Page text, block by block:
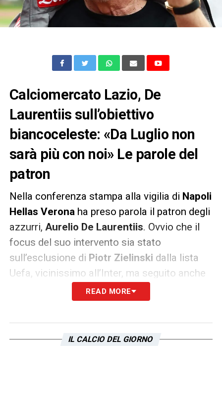
Calciomercato Lazio, De
Laurentiis sull’obiettivo
biancoceleste: «Da Luglio non
sarà più con noi» Le parole del
patron
Nella conferenza stampa alla vigilia di Napoli
Hellas Veronaha preso parola il patron degli
azzurri, Aurelio De Laurentiis. Ovvio che il
focus del suo intervento sia stato
sull’esclusione di Piotr Zielinski dalla lista
Uefa, vicinissimo all’Inter, ma seguito anche
restrittive, non per colpa nostra. L’Uefa
READ MORE
IL CALCIO DEL GIORNO